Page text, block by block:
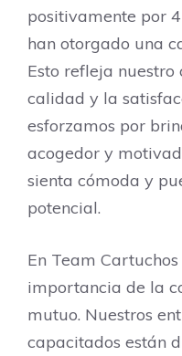
positivamente por
han otorgado una
Esto refleja
calidad y la
esforzamos por
acogedor y
sienta cómoda y
potencial.
En Team
importancia de la
mutuo. Nuestros
capacitados están